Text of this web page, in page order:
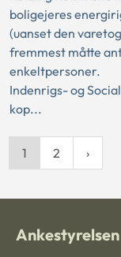
boligejeres
(uanset den
fremmest måtte
enkeltpersoner.
Indenrigs- og
kop...
1 2
Ankestyrelsen